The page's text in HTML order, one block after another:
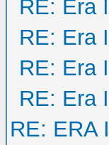
RE: Era
RE: Era
RE: Era
RE: Era
RE: ERA